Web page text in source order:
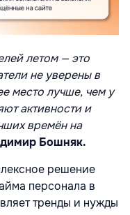
летом — это
не уверены в
место лучше, чем у
активности и
времён на
Бошняк.
решение
персонала в
тренды и нужды